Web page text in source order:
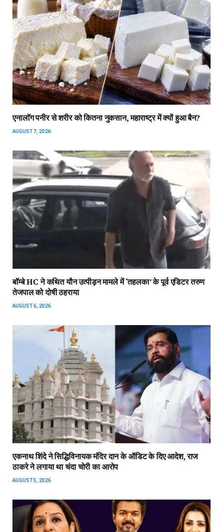
एनालॉग पनीर से शरीर को कितना नुकसान, महाराष्ट्र में क्यों हुआ बैन?
AUGUST 7, 2026
बॉम्बे HC ने कथित यौन उत्पीड़न मामले में ‘तहलका’ के पूर्व एडिटर तरुण
तेजपाल को दोषी ठहराया
AUGUST 6, 2026
एकनाथ शिंदे ने सिद्धिविनायक मंदिर दान के ऑडिट के दिए आदेश, राज
ठाकरे ने लगाया था चंदा चोरी का आरोप
AUGUST 5, 2026